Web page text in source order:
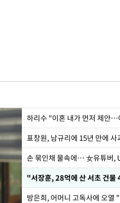
하리수 "이혼 내가 먼저 제안…
손 묶인채 물속에… 女유튜버,
"서장훈, 28억에 산 서초 건물
방은희, 어머니 고독사에 오열